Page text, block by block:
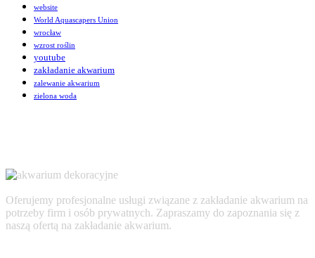
website
World Aquascapers Union
wrocław
wzrost roślin
youtube
zakładanie akwarium
zalewanie akwarium
zielona woda
Oferujemy profesjonalne usługi związane z zakładanie akwarium na
potrzeby firm i osób prywatnych. Zapraszamy do zapoznania się z
naszą ofertą na zakładanie akwarium.